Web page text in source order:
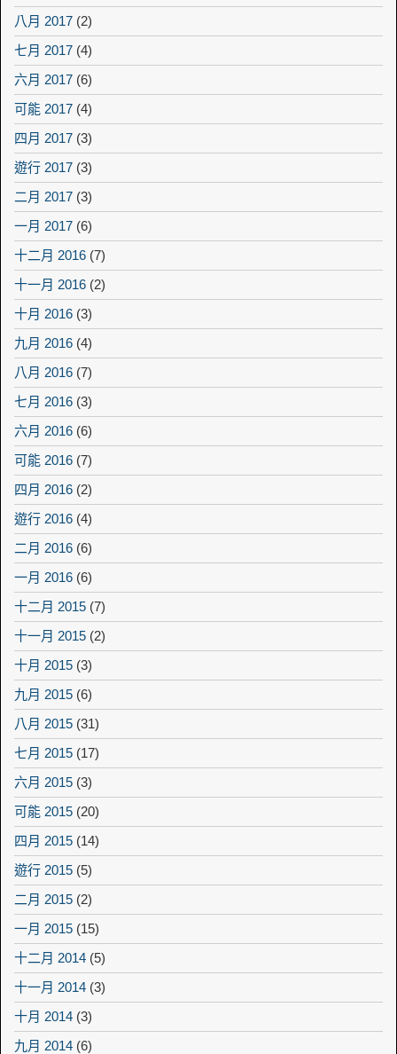
八月 2017 (2)
七月 2017 (4)
六月 2017 (6)
可能 2017 (4)
四月 2017 (3)
遊行 2017 (3)
二月 2017 (3)
一月 2017 (6)
十二月 2016 (7)
十一月 2016 (2)
十月 2016 (3)
九月 2016 (4)
八月 2016 (7)
七月 2016 (3)
六月 2016 (6)
可能 2016 (7)
四月 2016 (2)
遊行 2016 (4)
二月 2016 (6)
一月 2016 (6)
十二月 2015 (7)
十一月 2015 (2)
十月 2015 (3)
九月 2015 (6)
八月 2015 (31)
七月 2015 (17)
六月 2015 (3)
可能 2015 (20)
四月 2015 (14)
遊行 2015 (5)
二月 2015 (2)
一月 2015 (15)
十二月 2014 (5)
十一月 2014 (3)
十月 2014 (3)
九月 2014 (6)